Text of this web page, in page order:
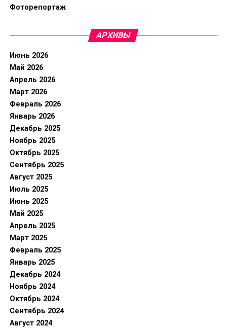
Фоторепортаж
АРХИВЫ
Июнь 2026
Май 2026
Апрель 2026
Март 2026
Февраль 2026
Январь 2026
Декабрь 2025
Ноябрь 2025
Октябрь 2025
Сентябрь 2025
Август 2025
Июль 2025
Июнь 2025
Май 2025
Апрель 2025
Март 2025
Февраль 2025
Январь 2025
Декабрь 2024
Ноябрь 2024
Октябрь 2024
Сентябрь 2024
Август 2024